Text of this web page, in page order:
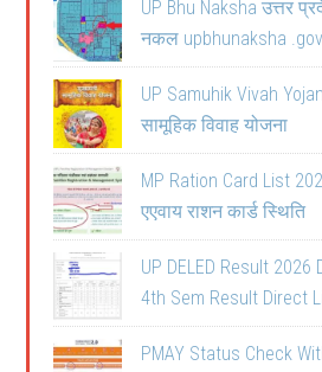
UP Bhu Naksha उत्तर
नकल upbhunaksha
UP Samuhik Vivah
सामूहिक विवाह योजना
MP Ration Card List
एएवाय राशन कार्ड स्थिति
UP DELED Result
4th Sem Result Direct
PMAY Status Check